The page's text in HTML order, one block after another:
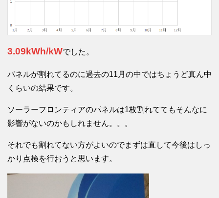
3.09kWh/kWでした。
パネルが割れてるのに過去の11月の中ではちょうど真ん中
くらいの結果です。
ソーラーフロンティアのパネルは1枚割れててもそんなに
影響がないのかもしれません。。。
それでも割れてない方がよいのでまずは直して今後はしっ
かり点検を行おうと思います。